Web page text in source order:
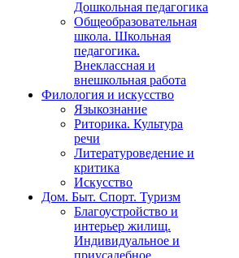
Дошкольная педагогика
Общеобразовательная
школа. Школьная
педагогика.
Внеклассная и
внешкольная работа
Филология и искусство
Языкознание
Риторика. Культура
речи
Литературоведение и
критика
Искусство
Дом. Быт. Спорт. Туризм
Благоустройство и
интерьер жилищ.
Индивидуальное и
приусадебное